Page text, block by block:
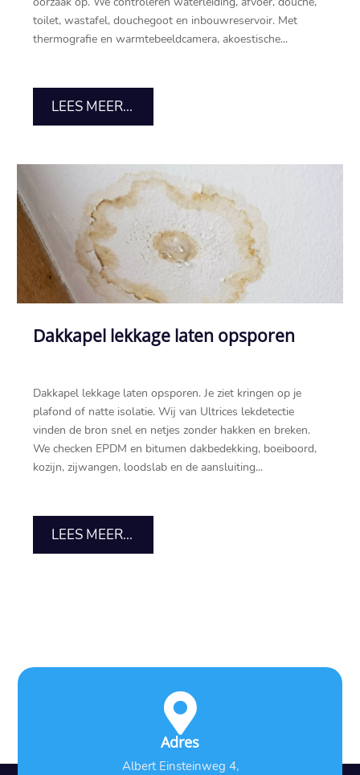
toilet, wastafel, douchegoot en inbouwreservoir.​ Met
thermografie en warmtebeeldcamera, akoestische...
LEES MEER...
Dakkapel lekkage laten opsporen
Dakkapel lekkage laten opsporen.​ Je ziet kringen op je
plafond of natte isolatie.​ Wij van Ultrices lekdetectie
vinden de bron snel en netjes zonder hakken en breken.​
We checken EPDM en bitumen dakbedekking, boeiboord,
kozijn, zijwangen, loodslab en de aansluiting...
LEES MEER...

Adres
Albert Einsteinweg 4,